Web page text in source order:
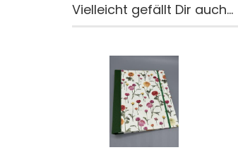
Vielleicht gefällt Dir auch...